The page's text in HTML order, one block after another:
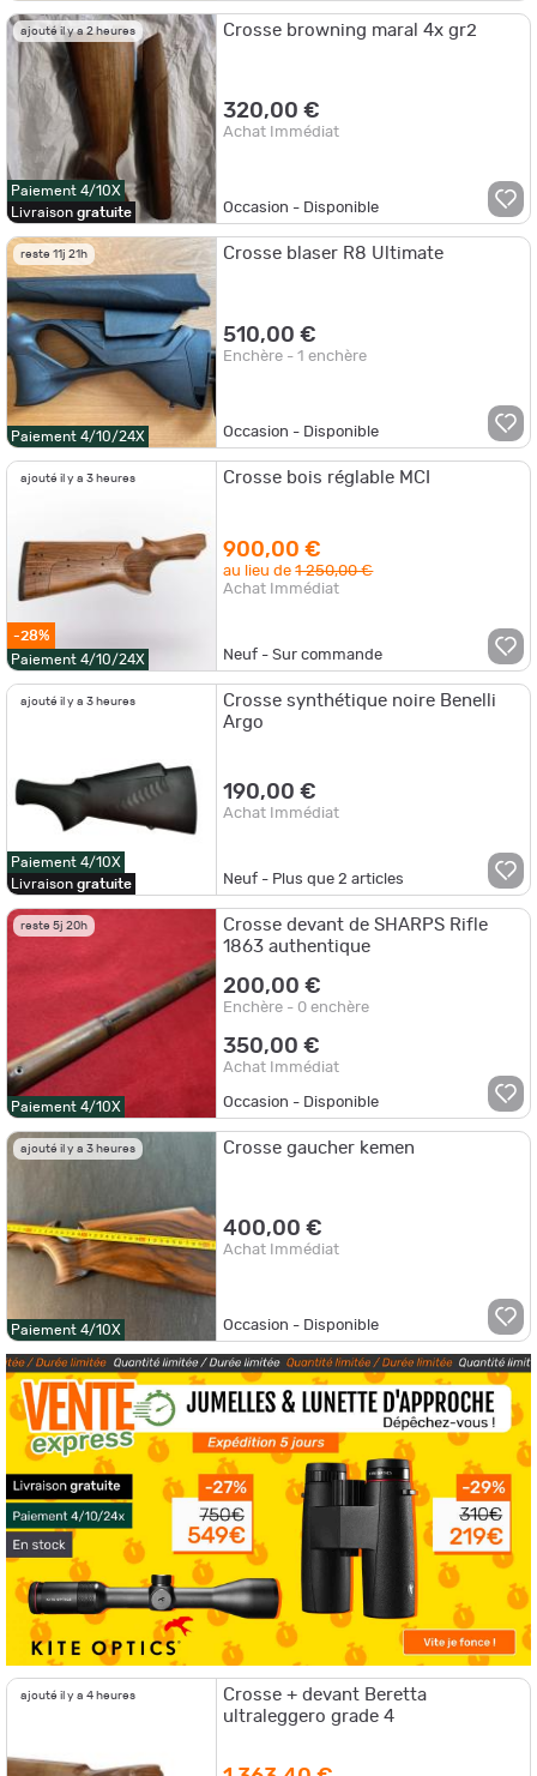
ajouté il y a 2 heures
Paiement 4/10X
Livraison gratuite
Crosse browning maral 4x gr2
320,00 €
Achat Immédiat
Occasion - Disponible
reste 11j 21h
Paiement 4/10/24X
Crosse blaser R8 Ultimate
510,00 €
Enchère - 1 enchère
Occasion - Disponible
ajouté il y a 3 heures
-28%
Paiement 4/10/24X
Crosse bois réglable MCI
900,00 €
au lieu de1 250,00 €
Achat Immédiat
Neuf - Sur commande
ajouté il y a 3 heures
Paiement 4/10X
Livraison gratuite
Crosse synthétique noire Benelli
Argo
190,00 €
Achat Immédiat
Neuf - Plus que2 articles
reste 5j 20h
Paiement 4/10X
Crosse devant de SHARPS Rifle
1863 authentique
200,00 €
Enchère - 0 enchère
350,00 €
Achat Immédiat
Occasion - Disponible
ajouté il y a 3 heures
Paiement 4/10X
Crosse gaucher kemen
400,00 €
Achat Immédiat
Occasion - Disponible
ajouté il y a 4 heures
Crosse + devant Beretta
ultraleggero grade 4